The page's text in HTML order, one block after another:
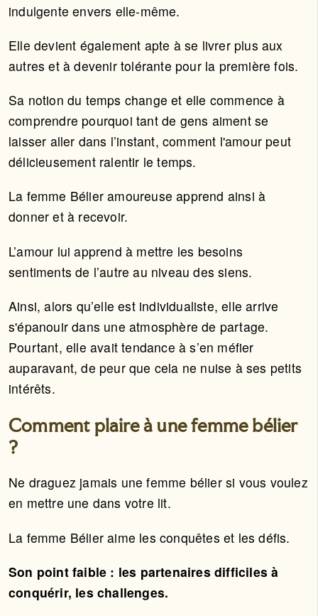
indulgente envers elle-même.
Elle devient également apte à se livrer plus aux
autres et à devenir tolérante pour la première fois.
Sa notion du temps change et elle commence à
comprendre pourquoi tant de gens aiment se
laisser aller dans l’instant, comment l'amour peut
délicieusement ralentir le temps.
La femme Bélier amoureuse apprend ainsi à
donner et à recevoir.
L’amour lui apprend à mettre les besoins
sentiments de l’autre au niveau des siens.
Ainsi, alors qu’elle est individualiste, elle arrive
s'épanouir dans une atmosphère de partage.
Pourtant, elle avait tendance à s’en méfier
auparavant, de peur que cela ne nuise à ses petits
intérêts.
Comment plaire à une femme bélier
?
Ne draguez jamais une femme bélier si vous voulez
en mettre une dans votre lit.
La femme Bélier aime les conquêtes et les défis.
Son point faible : les partenaires difficiles à
conquérir, les challenges.